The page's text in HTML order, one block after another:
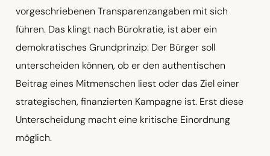
vorgeschriebenen Transparenzangaben mit sich
führen. Das klingt nach Bürokratie, ist aber ein
demokratisches Grundprinzip: Der Bürger soll
unterscheiden können, ob er den authentischen
Beitrag eines Mitmenschen liest oder das Ziel einer
strategischen, finanzierten Kampagne ist. Erst diese
Unterscheidung macht eine kritische Einordnung
möglich.